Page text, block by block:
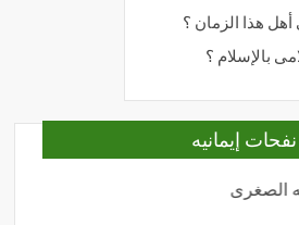
هذا الزمان ؟
بالإسلام ؟
نفحات إيمانيه